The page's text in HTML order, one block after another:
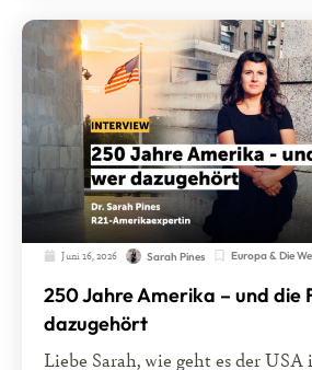
Juni 16, 2026 Sarah Pines Europa & Die
250 Jahre Amerika – und die
dazugehört
Liebe Sarah, wie geht es der USA